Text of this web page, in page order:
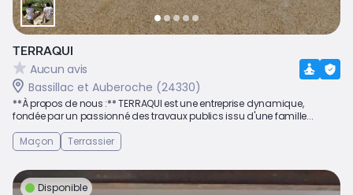
TERRAQUI
Aucun avis
Bassillac et Auberoche (24330)
**À propos de nous :** TERRAQUI est une entreprise dynamique,
fondée par un passionné des travaux publics issu d'une famille...
Maçon
Terrassier
Disponible